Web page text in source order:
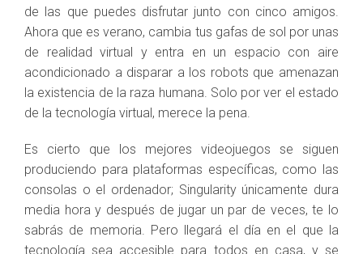
de las que puedes disfrutar junto con cinco amigos.
Ahora que es verano, cambia tus gafas de sol por unas
de realidad virtual y entra en un espacio con aire
acondicionado a disparar a los robots que amenazan
la existencia de la raza humana. Solo por ver el estado
de la tecnología virtual, merece la pena.
Es cierto que los mejores videojuegos se siguen
produciendo para plataformas específicas, como las
consolas o el ordenador; Singularity únicamente dura
media hora y después de jugar un par de veces, te lo
sabrás de memoria. Pero llegará el día en el que la
tecnología sea accesible para todos en casa, y se